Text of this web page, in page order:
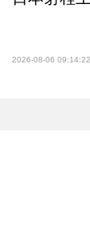
2026-08-06 09:14:22